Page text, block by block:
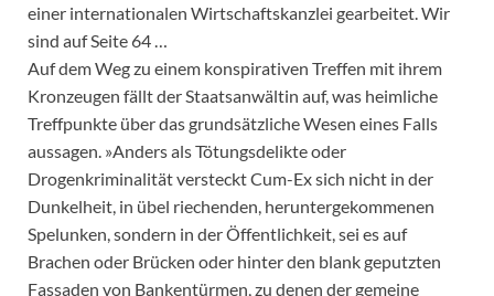
einer internationalen Wirtschaftskanzlei gearbeitet. Wir
sind auf Seite 64 …
Auf dem Weg zu einem konspirativen Treffen mit ihrem
Kronzeugen fällt der Staatsanwältin auf, was heimliche
Treffpunkte über das grundsätzliche Wesen eines Falls
aussagen. »Anders als Tötungsdelikte oder
Drogenkriminalität versteckt Cum-Ex sich nicht in der
Dunkelheit, in übel riechenden, heruntergekommenen
Spelunken, sondern in der Öffentlichkeit, sei es auf
Brachen oder Brücken oder hinter den blank geputzten
Fassaden von Bankentürmen, zu denen der gemeine